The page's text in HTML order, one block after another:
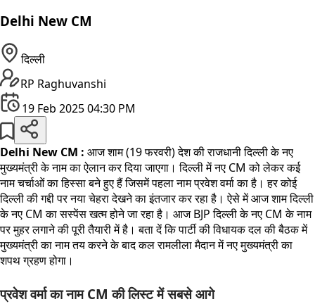
Delhi New CM
दिल्ली
RP Raghuvanshi
19 Feb 2025 04:30 PM
Delhi New CM : आज शाम (19 फरवरी) देश की राजधानी दिल्ली के नए
मुख्यमंत्री के नाम का ऐलान कर दिया जाएगा। दिल्ली में नए CM को लेकर कई
नाम चर्चाओं का हिस्सा बने हुए हैं जिसमें पहला नाम प्रवेश वर्मा का है। हर कोई
दिल्ली की गद्दी पर नया चेहरा देखने का इंतजार कर रहा है। ऐसे में आज शाम दिल्ली
के नए CM का सस्पेंस खत्म होने जा रहा है। आज BJP दिल्ली के नए CM के नाम
पर मुहर लगाने की पूरी तैयारी में है। बता दें कि पार्टी की विधायक दल की बैठक में
मुख्यमंत्री का नाम तय करने के बाद कल रामलीला मैदान में नए मुख्यमंत्री का
शपथ ग्रहण होगा।
प्रवेश वर्मा का नाम CM की लिस्ट में सबसे आगे